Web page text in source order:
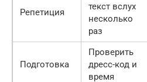
Репетиция
текст вслух
несколько
раз
Подготовка
Проверить
дресс-код и
время